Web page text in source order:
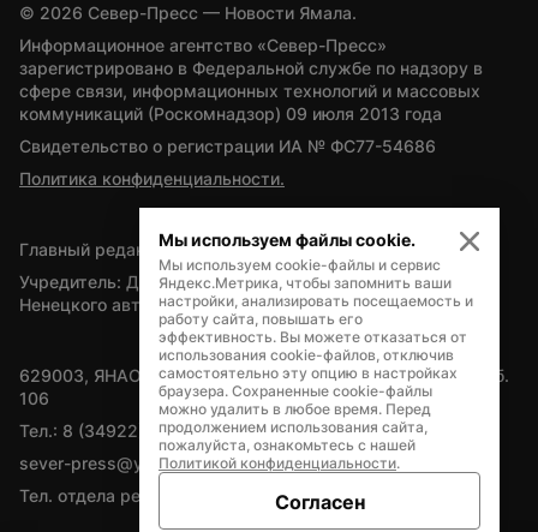
© 2026 Север-Пресс — Новости Ямала.
Информационное агентство «Север-Пресс»
зарегистрировано в Федеральной службе по надзору в
сфере связи, информационных технологий и массовых
коммуникаций (Роскомнадзор) 09 июля 2013 года
Свидетельство о регистрации ИА № ФС77-54686
Политика конфиденциальности.
Главный редактор — А.Л. Поздеев
Учредитель: Департамент внутренней политики Ямало-
Ненецкого автономного округа
629003, ЯНАО, Салехард, мкр. Богдана Кнунянца, д.1, каб.
106
Тел.: 8 (34922) 71262
sever-press@yamal-media.ru
Тел. отдела рекламы: 8 (34922) 42728
Мы используем файлы cookie.
Мы используем cookie-файлы и сервис
Яндекс.Метрика, чтобы запомнить ваши
настройки, анализировать посещаемость и
работу сайта, повышать его
эффективность. Вы можете отказаться от
использования cookie-файлов, отключив
самостоятельно эту опцию в настройках
браузера. Сохраненные cookie-файлы
можно удалить в любое время. Перед
продолжением использования сайта,
пожалуйста, ознакомьтесь с нашей
Политикой конфиденциальности.
Согласен